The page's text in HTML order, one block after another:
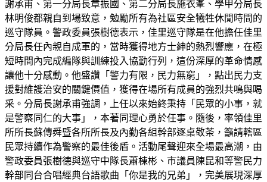
謝承甫、第一分局長章振國、第二分局長施衣峯、學甲分局長
林明俊都親自到場致意，勉勵所有為社區安全犧牲休閒時間的
巡守隊員。警政委員張樹德表示，佳里巡守隊是在他擔任佳里
分局長任內親自成軍的，當時獲得地方士紳的熱烈響應，在極
短時間內完成編隊與訓練投入協勤行列，這份深厚的革命情感
讓他十分感動。他盛讚「警力有限，民力無窮」，點出民力支
援對維護治安的關鍵價值，獲得在場所有成員的強烈共鳴與喝
采。分局長謝承甫強調，上任以來始終秉持「民眾的小事，就
是警察同仁的大事」，本著同理心勇於任事。隨後，率領佳里
所所長蘇傳舜暨各所所長及內勤各組幹部逐桌敬茶，籲請轄區
民眾持續作為警察的最佳後盾。活動尾聲迎來全場最高潮，由
警政委員張樹德與巡守中隊長蕭棟彬、市議員陳昆和等警民力
幹部同台合唱經典台語歌曲「你是我的兄弟」，完美展現深厚